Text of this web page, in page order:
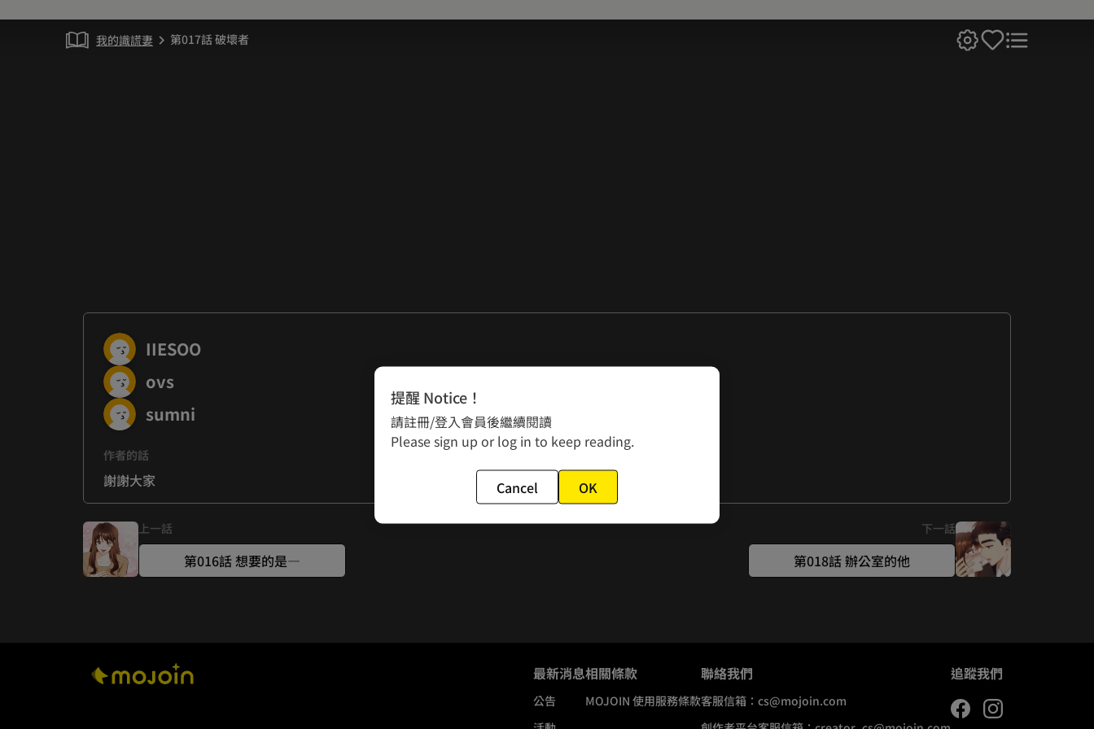
我的識謊妻 chevron_right 第017話 破壞者
IIESOO
ovs
sumni
作者的話
謝謝大家
上一話
第016話 想要的是—
下一話
第018話 辦公室的他
最新消息
公告
相關條款
MOJOIN 使用服務條款
聯絡我們
客服信箱： cs@mojoin.com
追蹤我們
提醒 Notice！
請註冊/登入會員後繼續閱讀
Please sign up or log in to keep reading.
Cancel OK